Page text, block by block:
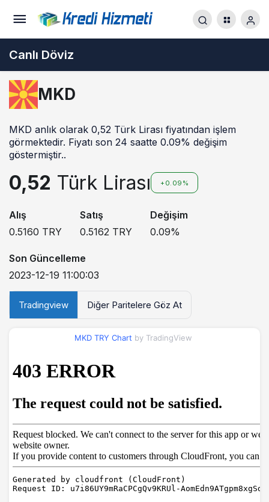
Canlı Döviz
MKD
MKD anlık olarak 0,52 Türk Lirası fiyatından işlem
görmektedir. Fiyatı son 24 saatte 0.09% değişim
göstermiştir..
0,52 Türk Lirası +0.09%
Alış
0.5160 TRY
Satış
0.5162 TRY
Değişim
0.09%
Son Güncelleme
2023-12-19 11:00:03
Tradingview Diğer Paritelere Göz At
MKD TRY Chart by TradingView